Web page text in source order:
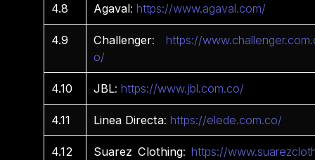
4.8 Agaval:https://www.agaval.com/
4.9 Challenger:https://
o/
4.10 JBL:https://www.jbl.com.co/
4.11 Linea Directa:https://elede.com.co/
4.12 Suarez Clothing:https://